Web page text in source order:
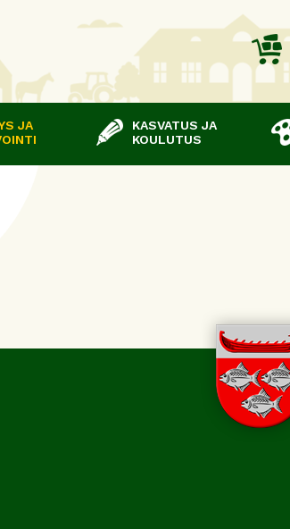
JA
KASVATUS JA
KOULUTUS